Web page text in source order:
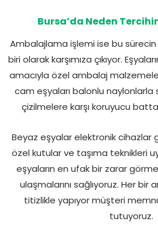
Bursa’da Neden
Ambalajlama işlemi ise bu sürecin
biri olarak karşımıza çıkıyor.
amacıyla özel ambalaj malzemeleri
cam eşyaları balonlu naylonlarla
çizilmelere karşı koruyucu
Beyaz eşyalar elektronik cihazlar
özel kutular ve taşıma teknikleri
eşyaların en ufak bir zarar
ulaşmalarını sağlıyoruz. Her
titizlikle yapıyor müşteri
tutuyoruz.